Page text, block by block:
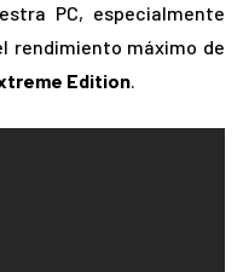
PC, especialmente
rendimiento máximo de
Edition.